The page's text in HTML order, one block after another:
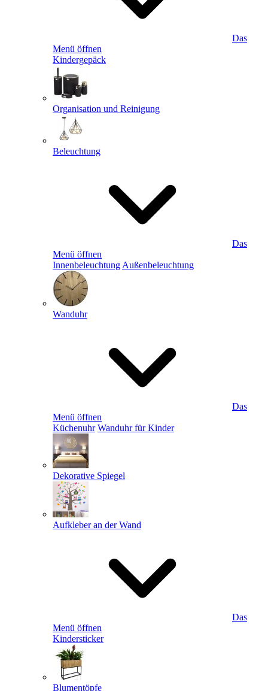
Das
Menü öffnen
Kindergepäck
Organisation und Reinigung
Beleuchtung
Das
Menü öffnen
Innenbeleuchtung Außenbeleuchtung
Wanduhr
Das
Menü öffnen
Küchenuhr Wanduhr für Kinder
Dekorative Spiegel
Aufkleber an der Wand
Das
Menü öffnen
Kindersticker
Blumentöpfe